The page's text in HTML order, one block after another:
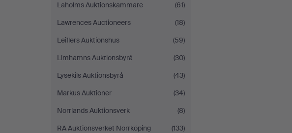
Laholms Auktionskammare
(61)
Lawrences Auctioneers
(18)
Leiflers Auktionshus
(59)
Limhamns Auktionsbyrå
(30)
Lysekils Auktionsbyrå
(43)
Markus Auktioner
(34)
Norrlands Auktionsverk
(8)
RA Auktionsverket Norrköping
(133)